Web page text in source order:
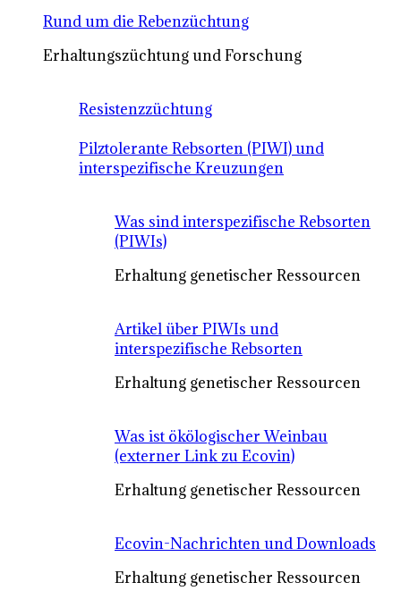
Rund um die Rebenzüchtung
Erhaltungszüchtung und Forschung
Resistenzzüchtung
Pilztolerante Rebsorten (PIWI) und
interspezifische Kreuzungen
Was sind interspezifische Rebsorten
(PIWIs)
Erhaltung genetischer Ressourcen
Artikel über PIWIs und
interspezifische Rebsorten
Erhaltung genetischer Ressourcen
Was ist ökölogischer Weinbau
(externer Link zu Ecovin)
Erhaltung genetischer Ressourcen
Ecovin-Nachrichten und Downloads
Erhaltung genetischer Ressourcen